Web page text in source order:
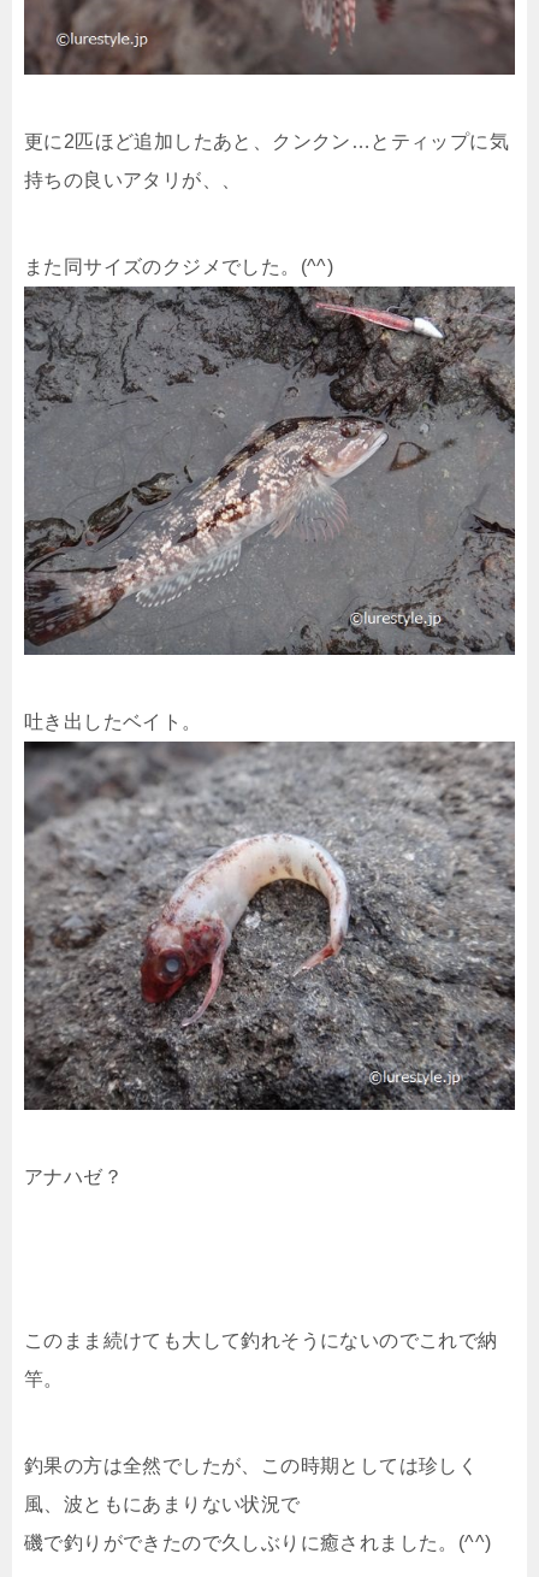
更に2匹ほど追加したあと、クンクン…とティップに気
持ちの良いアタリが、、
また同サイズのクジメでした。(^^)
吐き出したベイト。
アナハゼ？
このまま続けても大して釣れそうにないのでこれで納
竿。
釣果の方は全然でしたが、この時期としては珍しく
風、波ともにあまりない状況で
磯で釣りができたので久しぶりに癒されました。(^^)